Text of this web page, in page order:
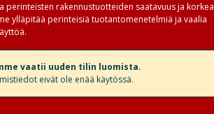
perinteisten rakennustuotteiden saatavuus ja korkea
ylläpitää perinteisiä tuotantomenetelmiä ja vaalia
vaatii uuden tilin luomista.
eivät ole enää käytössä.